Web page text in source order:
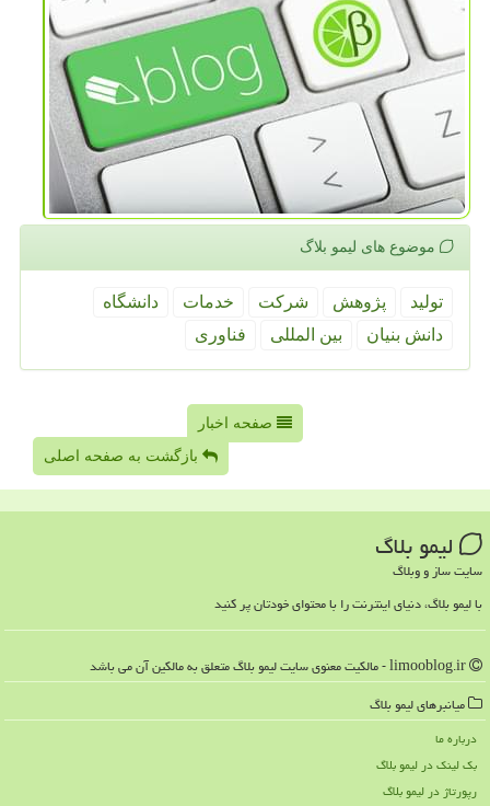
موضوع های لیمو بلاگ
تولید پژوهش شركت خدمات
دانشگاه
دانش بنیان
بین المللی فناوری
صفحه اخبار
بازگشت به صفحه اصلی
لیمو بلاگ
سایت ساز و وبلاگ
با لیمو بلاگ، دنیای اینترنت را با محتوای خودتان پر کنید
میانبرهای لیمو بلاگ
درباره ما
بک لینک در لیمو بلاگ
رپورتاژ در لیمو بلاگ